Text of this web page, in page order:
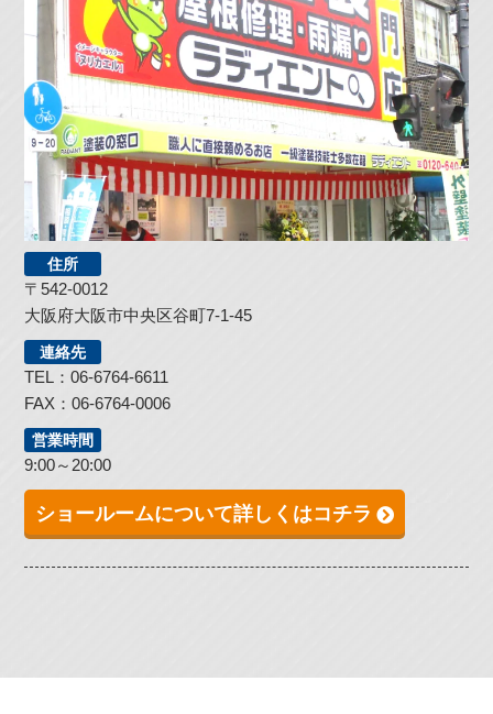
住所
〒542-0012
大阪府大阪市中央区谷町7-1-45
連絡先
TEL：06-6764-6611
FAX：06-6764-0006
営業時間
9:00～20:00
ショールームについて詳しくはコチラ